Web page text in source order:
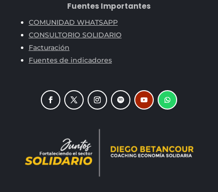
Fuentes Importantes
COMUNIDAD WHATSAPP
CONSULTORIO SOLIDARIO
Facturación
Fuentes de indicadores